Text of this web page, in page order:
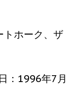
トホーク、ザ
：1996年7月